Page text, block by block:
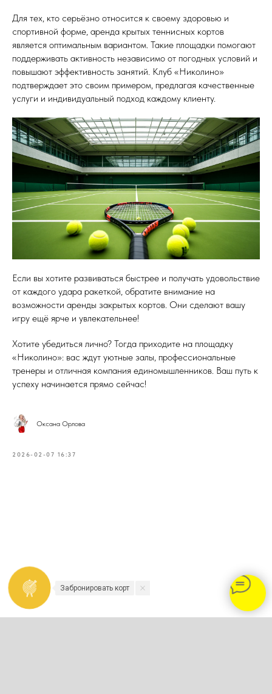
Для тех, кто серьёзно относится к своему здоровью и
спортивной форме, аренда крытых теннисных кортов
является оптимальным вариантом. Такие площадки помогают
поддерживать активность независимо от погодных условий и
повышают эффективность занятий. Клуб «Николино»
подтверждает это своим примером, предлагая качественные
услуги и индивидуальный подход каждому клиенту.
Если вы хотите развиваться быстрее и получать удовольствие
от каждого удара ракеткой, обратите внимание на
возможности аренды закрытых кортов. Они сделают вашу
игру ещё ярче и увлекательнее!
Хотите убедиться лично? Тогда приходите на площадку
«Николино»: вас ждут уютные залы, профессиональные
тренеры и отличная компания единомышленников. Ваш путь к
успеху начинается прямо сейчас!
Оксана Орлова
2026-02-07 16:37
Забронировать корт